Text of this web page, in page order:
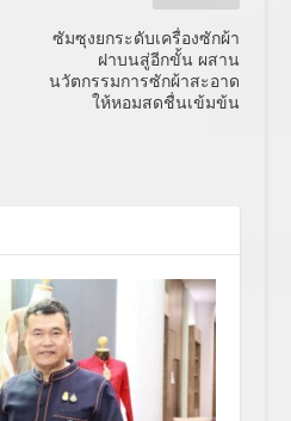
ซัมซุงยกระดับเครื่องซักผ้า
ฝาบนสู่อีกขั้น ผสาน
นวัตกรรมการซักผ้าสะอาด
ให้หอมสดชื่นเข้มข้น